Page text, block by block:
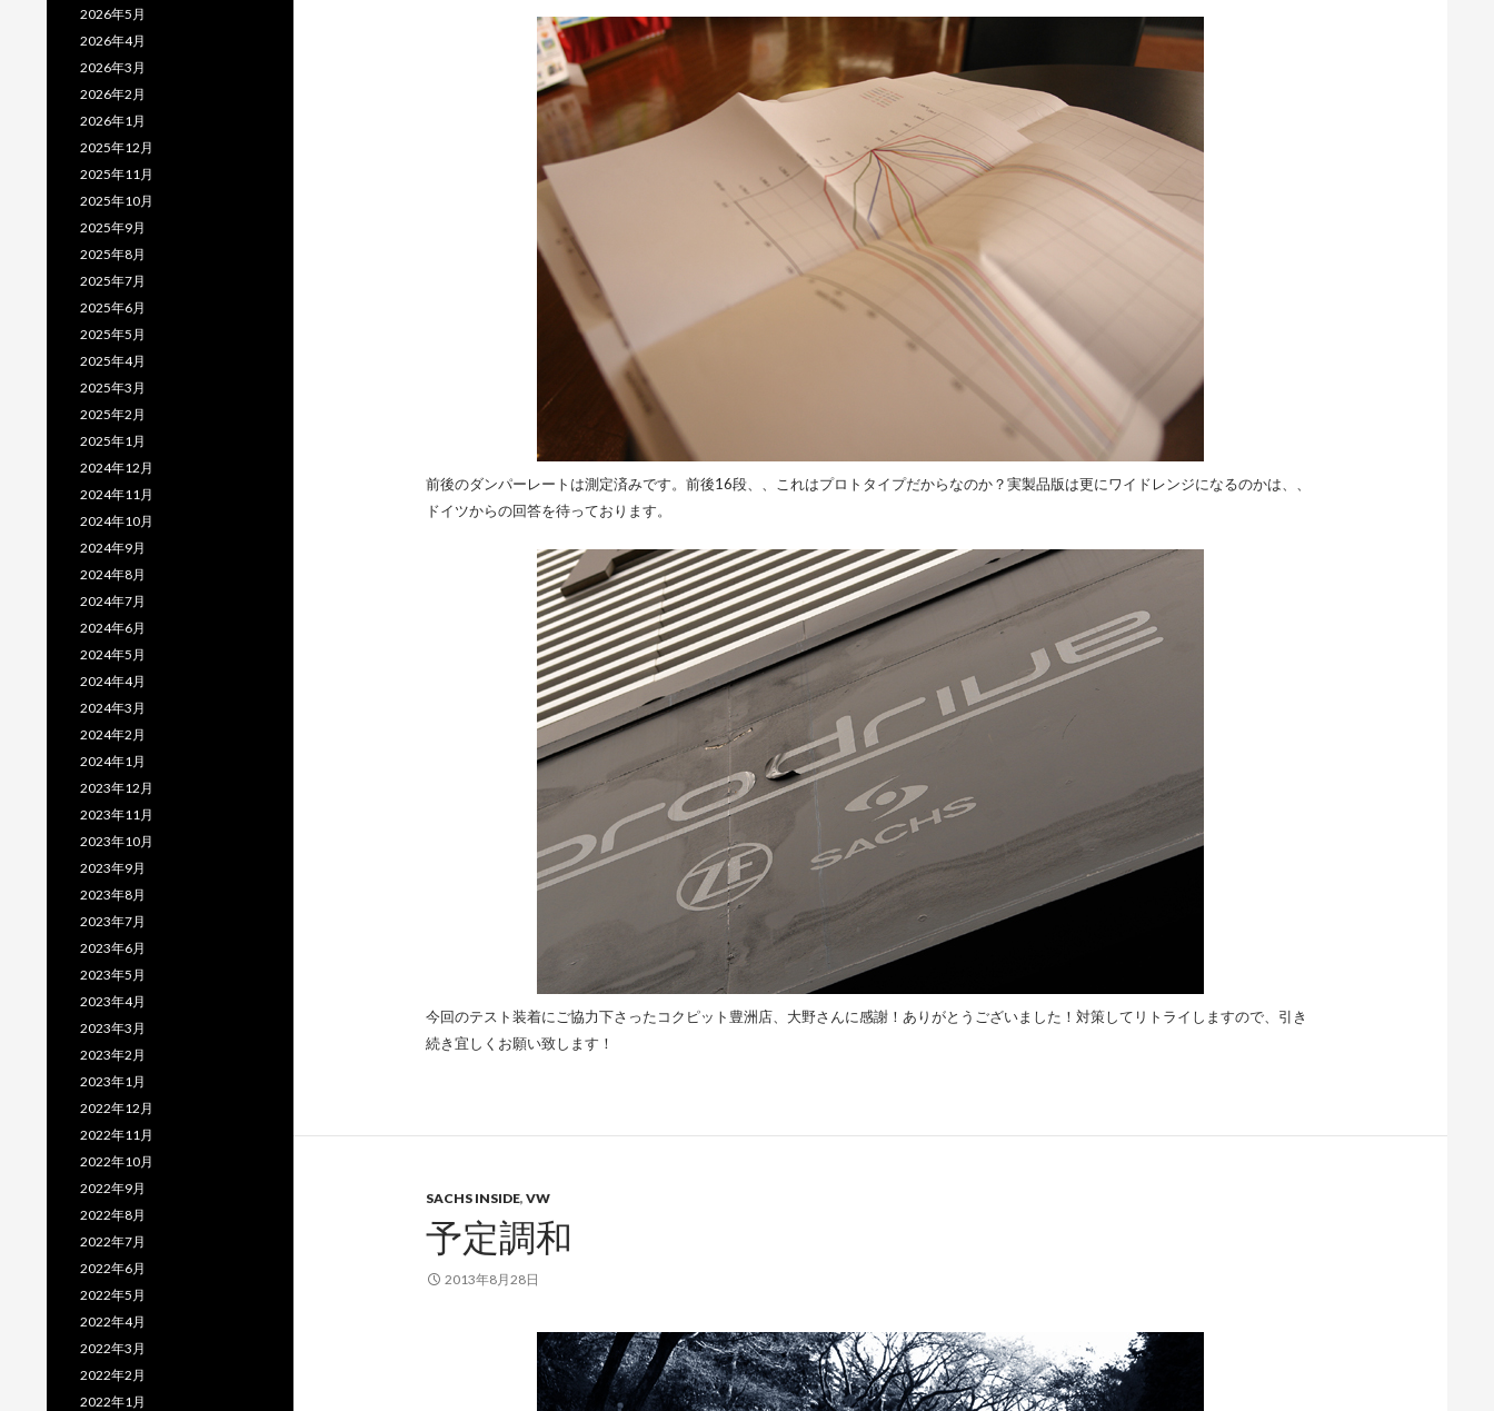
前後のダンパーレートは測定済みです。前後16段、、これはプロトタイプだからなのか？実製品版は更にワイドレンジになるのかは、、
ドイツからの回答を待っております。
今回のテスト装着にご協力下さったコクピット豊洲店、大野さんに感謝！ありがとうございました！対策してリトライしますので、引き
続き宜しくお願い致します！
SACHS INSIDE, VW
予定調和
2013年8月28日
2026年5月
2026年4月
2026年3月
2026年2月
2026年1月
2025年12月
2025年11月
2025年10月
2025年9月
2025年8月
2025年7月
2025年6月
2025年5月
2025年4月
2025年3月
2025年2月
2025年1月
2024年12月
2024年11月
2024年10月
2024年9月
2024年8月
2024年7月
2024年6月
2024年5月
2024年4月
2024年3月
2024年2月
2024年1月
2023年12月
2023年11月
2023年10月
2023年9月
2023年8月
2023年7月
2023年6月
2023年5月
2023年4月
2023年3月
2023年2月
2023年1月
2022年12月
2022年11月
2022年10月
2022年9月
2022年8月
2022年7月
2022年6月
2022年5月
2022年4月
2022年3月
2022年2月
2022年1月